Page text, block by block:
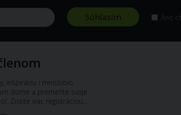
Áno
inšpiráciu i množstvo
dome a premeňte svoje
Zistite viac registráciou...